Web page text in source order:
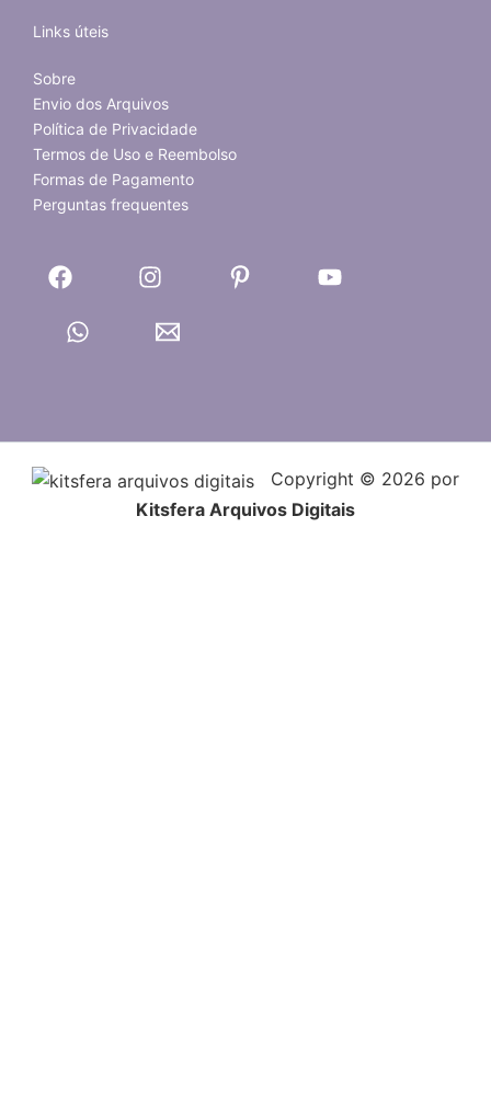
Links úteis
Sobre
Envio dos Arquivos
Política de Privacidade
Termos de Uso e Reembolso
Formas de Pagamento
Perguntas frequentes
Copyright © 2026 por
Kitsfera Arquivos Digitais